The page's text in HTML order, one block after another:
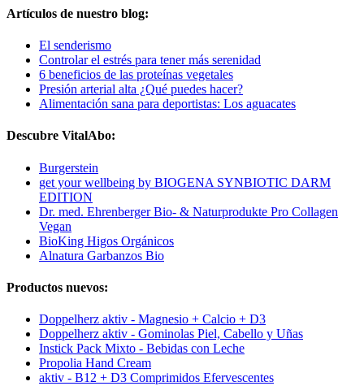
Artículos de nuestro blog:
El senderismo
Controlar el estrés para tener más serenidad
6 beneficios de las proteínas vegetales
Presión arterial alta ¿Qué puedes hacer?
Alimentación sana para deportistas: Los aguacates
Descubre VitalAbo:
Burgerstein
get your wellbeing by BIOGENA SYNBIOTIC DARM
EDITION
Dr. med. Ehrenberger Bio- & Naturprodukte Pro Collagen
Vegan
BioKing Higos Orgánicos
Alnatura Garbanzos Bio
Productos nuevos:
Doppelherz aktiv - Magnesio + Calcio + D3
Doppelherz aktiv - Gominolas Piel, Cabello y Uñas
Instick Pack Mixto - Bebidas con Leche
Propolia Hand Cream
aktiv - B12 + D3 Comprimidos Efervescentes